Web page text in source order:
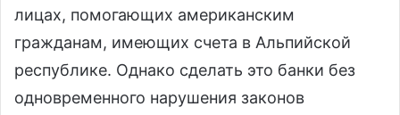
лицах, помогающих американским
гражданам, имеющих счета в Альпийской
республике. Однако сделать это банки без
одновременного нарушения законов